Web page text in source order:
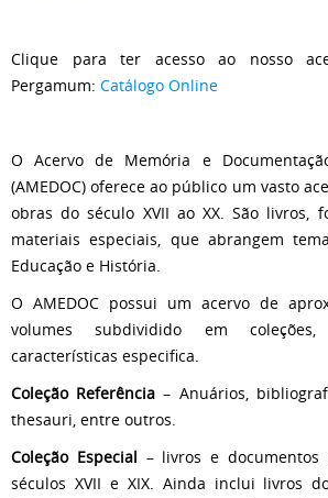
Clique para ter acesso ao nosso
Pergamum: Catálogo Online
O Acervo de Memória e
(AMEDOC) oferece ao público um vasto
obras do século XVII ao XX. São livros,
materiais especiais, que abrangem
Educação e História.
O AMEDOC possui um acervo de
volumes subdividido em
características especifica.
Coleção Referência – Anuários,
thesauri, entre outros.
Coleção Especial – livros e documentos
séculos XVII e XIX. Ainda inclui livros